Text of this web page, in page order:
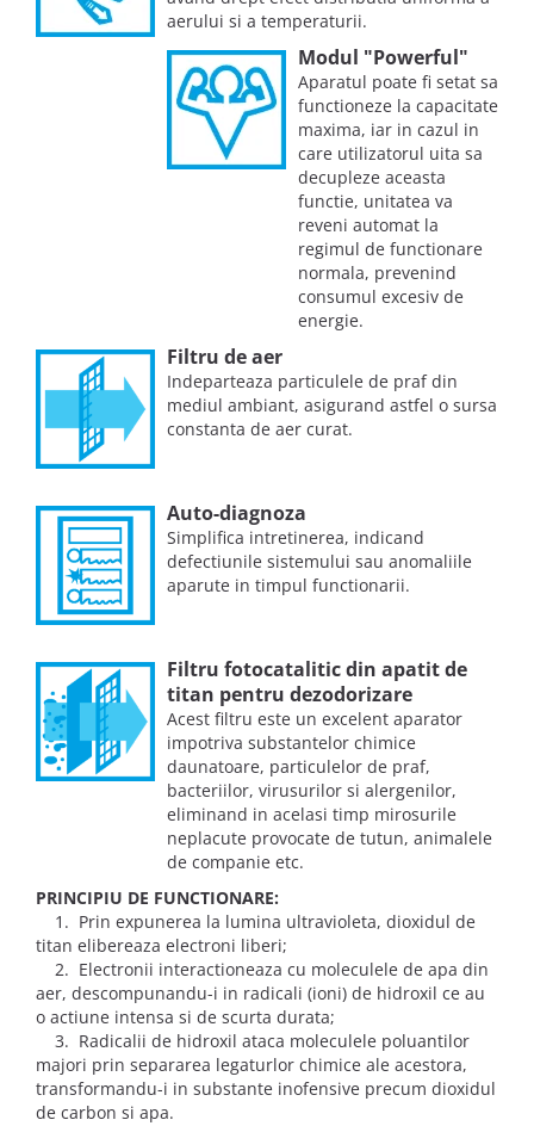
aerului si a temperaturii.
Modul "Powerful"
Aparatul poate fi setat sa
functioneze la capacitate
maxima, iar in cazul in
care utilizatorul uita sa
decupleze aceasta
functie, unitatea va
reveni automat la
regimul de functionare
normala, prevenind
consumul excesiv de
energie.
Filtru de aer
Indeparteaza particulele de praf din
mediul ambiant, asigurand astfel o sursa
constanta de aer curat.
Auto-diagnoza
Simplifica intretinerea, indicand
defectiunile sistemului sau anomaliile
aparute in timpul functionarii.
Filtru fotocatalitic din apatit de
titan pentru dezodorizare
Acest filtru este un excelent aparator
impotriva substantelor chimice
daunatoare, particulelor de praf,
bacteriilor, virusurilor si alergenilor,
eliminand in acelasi timp mirosurile
neplacute provocate de tutun, animalele
de companie etc.
PRINCIPIU DE FUNCTIONARE:
1. Prin expunerea la lumina ultravioleta, dioxidul de
titan elibereaza electroni liberi;
2. Electronii interactioneaza cu moleculele de apa din
aer, descompunandu-i in radicali (ioni) de hidroxil ce au
o actiune intensa si de scurta durata;
3. Radicalii de hidroxil ataca moleculele poluantilor
majori prin separarea legaturlor chimice ale acestora,
transformandu-i in substante inofensive precum dioxidul
de carbon si apa.